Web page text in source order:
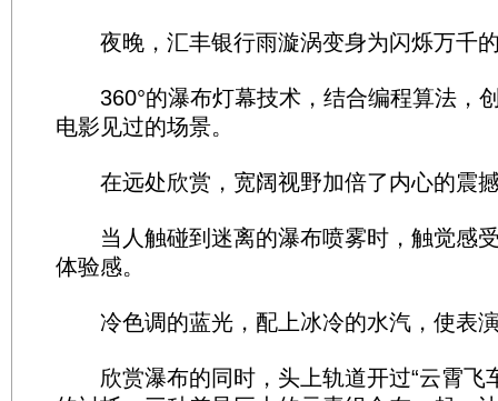
夜晚，汇丰银行雨漩涡变身为闪烁万千
360°的瀑布灯幕技术，结合编程算法，
电影见过的场景。
在远处欣赏，宽阔视野加倍了内心的震
当人触碰到迷离的瀑布喷雾时，触觉感
体验感。
冷色调的蓝光，配上冰冷的水汽，使表
欣赏瀑布的同时，头上轨道开过“云霄飞